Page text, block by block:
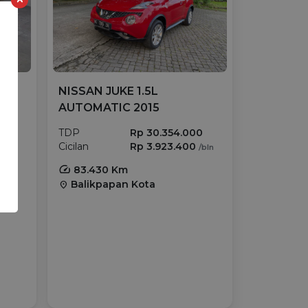
NISSAN JUKE 1.5L
AUTOMATIC 2015
TDP
Rp 30.354.000
Cicilan
Rp 3.923.400/bln
83.430 Km
location_on Balikpapan Kota